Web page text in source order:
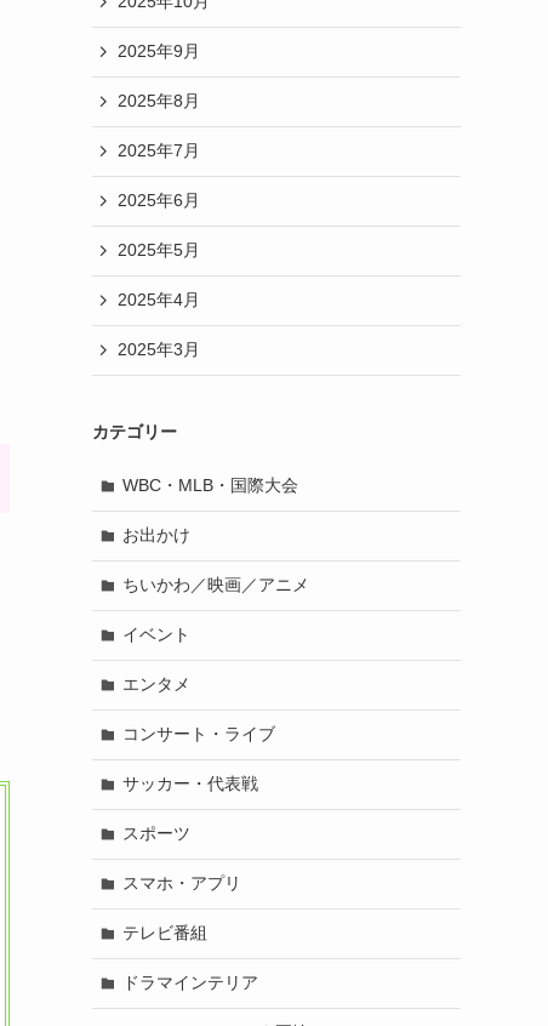
2025年9月
2025年8月
2025年7月
2025年6月
2025年5月
2025年4月
2025年3月
カテゴリー
WBC・MLB・国際大会
お出かけ
ちいかわ／映画／アニメ
イベント
エンタメ
コンサート・ライブ
サッカー・代表戦
スポーツ
スマホ・アプリ
テレビ番組
ドラマインテリア